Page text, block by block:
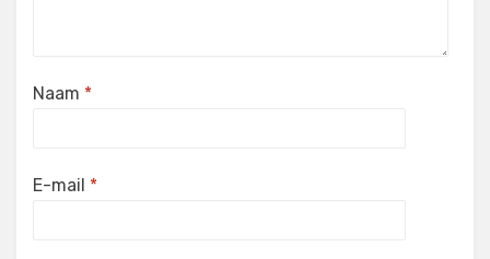
Naam *
E-mail *